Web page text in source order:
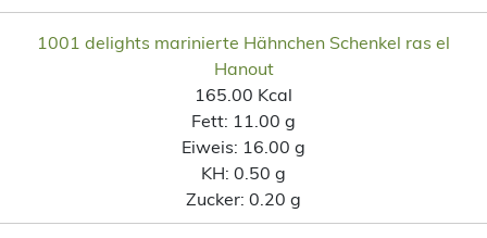
1001 delights marinierte Hähnchen Schenkel ras el
Hanout
165.00 Kcal
Fett: 11.00 g
Eiweis: 16.00 g
KH: 0.50 g
Zucker: 0.20 g